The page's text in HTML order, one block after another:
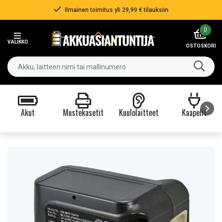
Ilmainen toimitus yli 29,99 € tilauksiin
VALIKKO
0
OSTOSKORI
Akut Mustekasetit Kuulolaitteet Kaapelit